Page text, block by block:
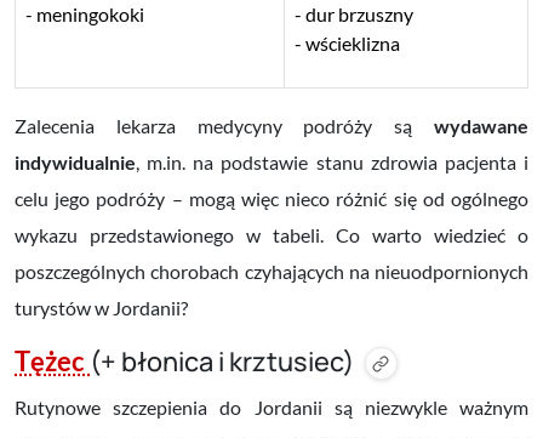
meningokoki
dur brzuszny
wścieklizna
Zalecenia lekarza medycyny podróży są wydawane
indywidualnie , m.in. na podstawie stanu zdrowia pacjenta i
celu jego podróży – mogą więc nieco różnić się od ogólnego
wykazu przedstawionego w tabeli. Co warto wiedzieć o
poszczególnych chorobach czyhających na nieuodpornionych
turystów w Jordanii?
Tężec (+ błonica i krztusiec)
Rutynowe szczepienia do Jordanii są niezwykle ważnym